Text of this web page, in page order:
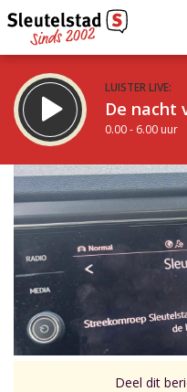
LUISTER LIVE:
De nacht
0.00 - 6.00 uur
STRAKS:
De ochtend van
6.00 - 12.00 uur
Vorig uur
Deel dit